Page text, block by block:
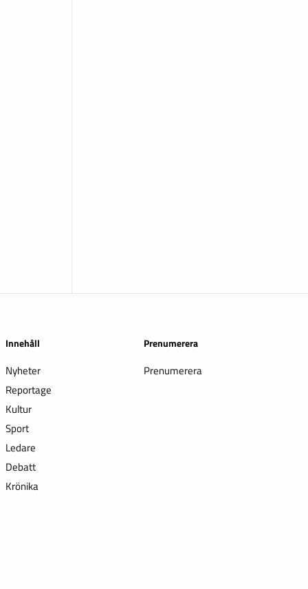
Innehåll
Nyheter
Reportage
Kultur
Sport
Ledare
Debatt
Krönika
Prenumerera
Prenumerera